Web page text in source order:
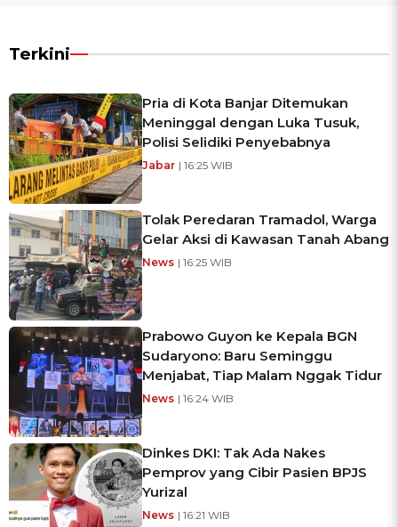
Terkini
Pria di Kota Banjar Ditemukan
Meninggal dengan Luka Tusuk,
Polisi Selidiki Penyebabnya
Jabar | 16:25 WIB
Tolak Peredaran Tramadol, Warga
Gelar Aksi di Kawasan Tanah Abang
News | 16:25 WIB
Prabowo Guyon ke Kepala BGN
Sudaryono: Baru Seminggu
Menjabat, Tiap Malam Nggak Tidur
News | 16:24 WIB
Dinkes DKI: Tak Ada Nakes
Pemprov yang Cibir Pasien BPJS
Yurizal
News | 16:21 WIB